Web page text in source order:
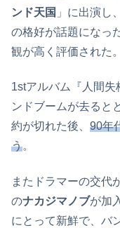
ンド天国 」に出演し
の格好が話題になっ
観が高く評価された。
1stアルバム『人間
ンドブームが去ると
約が切れた後、 90年
う。
またドラマーの交代
のナカジマノブが加
にとって新鮮で、バ